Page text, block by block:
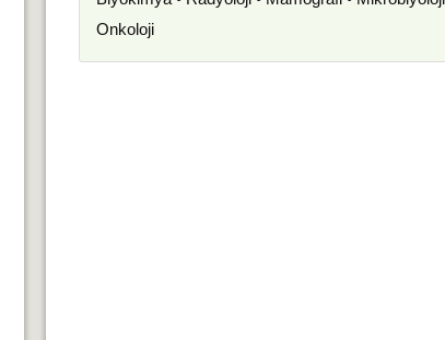
Onkoloji